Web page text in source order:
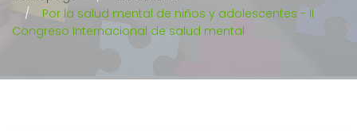
Por la salud mental de niños y adolescentes - II
Congreso Internacional de salud mental